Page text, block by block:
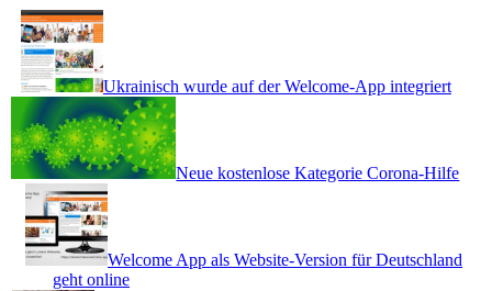
Ukrainisch wurde auf der Welcome-App integriert
Neue kostenlose Kategorie Corona-Hilfe
Welcome App als Website-Version für Deutschland
geht online